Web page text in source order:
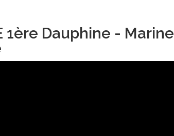
1ère Dauphine - Marine